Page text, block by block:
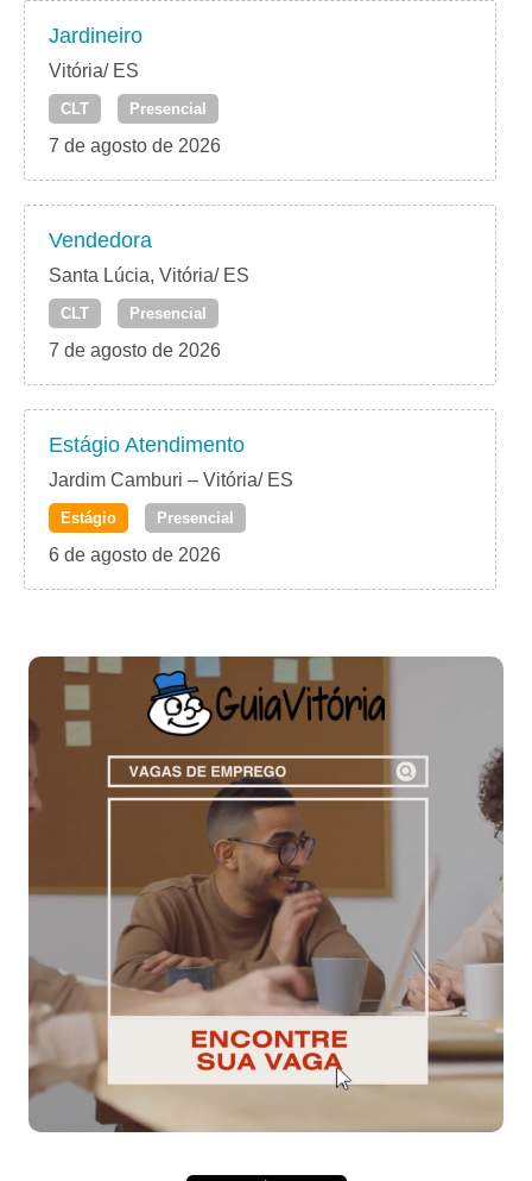
Jardineiro
Vitória/ ES
CLT Presencial
7 de agosto de 2026
Vendedora
Santa Lúcia, Vitória/ ES
CLT Presencial
7 de agosto de 2026
Estágio Atendimento
Jardim Camburi – Vitória/ ES
Estágio Presencial
6 de agosto de 2026